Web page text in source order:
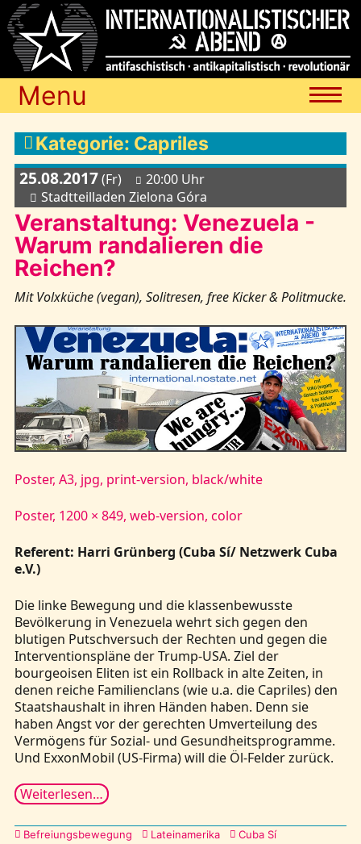
Menu
Termine
Blog
Media
Archiv
Links
Kontakt
Kategorie: Capriles
25.08.2017(Fr)
20:00 Uhr
Stadtteilladen Zielona Góra
Veranstaltung: Venezuela -
Warum randalieren die
Reichen?
Mit Volxküche (vegan), Solitresen, free Kicker & Politmucke.
Poster, A3, jpg, print-version, black/white
Poster, 1200 × 849, web-version, color
Referent: Harri Grünberg (Cuba Sí/ Netzwerk Cuba
e.V.)
Die linke Bewegung und die klassenbewusste
Bevölkerung in Venezuela wehrt sich gegen den
blutigen Putschversuch der Rechten und gegen die
Interventionspläne der Trump-USA. Ziel der
bourgeoisen Eliten ist ein Rollback in alte Zeiten, in
denen reiche Familienclans (wie u.a. die Capriles) den
Staatshaushalt in ihren Händen haben. Denn sie
haben Angst vor der gerechten Umverteilung des
Vermögens für Sozial- und Gesundheitsprogramme.
Und ExxonMobil (US-Firma) will die Öl-Felder zurück.
Weiterlesen…
Kategorien
Befreiungsbewegung Lateinamerika
Cuba Sí